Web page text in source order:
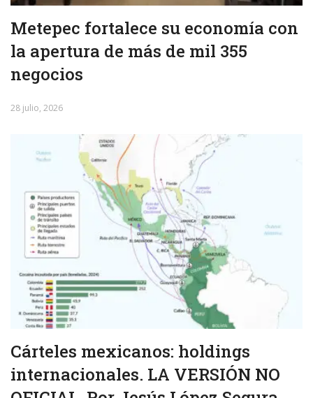
Metepec fortalece su economía con
la apertura de más de mil 355
negocios
28 julio, 2026
Cárteles mexicanos: holdings
internacionales. LA VERSIÓN NO